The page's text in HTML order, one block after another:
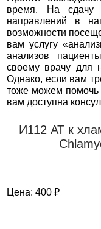
время. На сдачу
направлений в
возможности
вам услугу
анализов
своему врачу для
Однако, если вам
тоже можем помочь
вам доступна
И112 АТ к
Цена: 400 ₽